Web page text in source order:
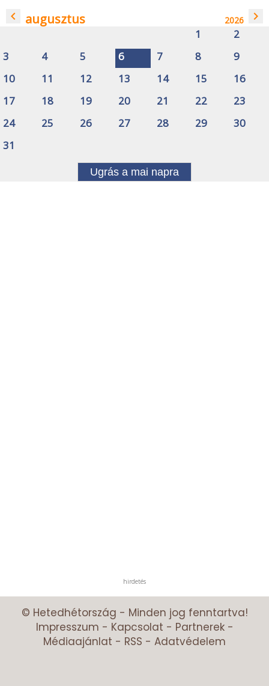
navigate_before augusztus 2026 navigate_next
1
2
3
4 5 6 7 8
9
10
11 12 13 14 15
16
17
18 19 20 21 22
23
24
25 26 27 28 29
30
31
Ugrás a mai napra
hirdetés
© Hetedhétország - Minden jog fenntartva!
Impresszum - Kapcsolat - Partnerek-
Médiaajánlat - RSS - Adatvédelem